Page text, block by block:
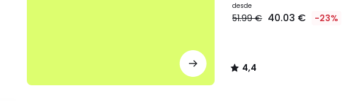
desde
51.99 € 40.03 € -23%
4,4
/